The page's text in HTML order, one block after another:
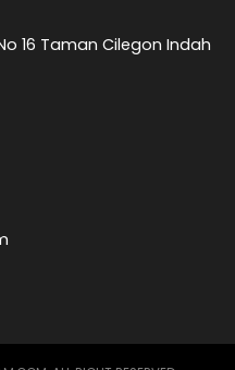
16 Taman Cilegon Indah